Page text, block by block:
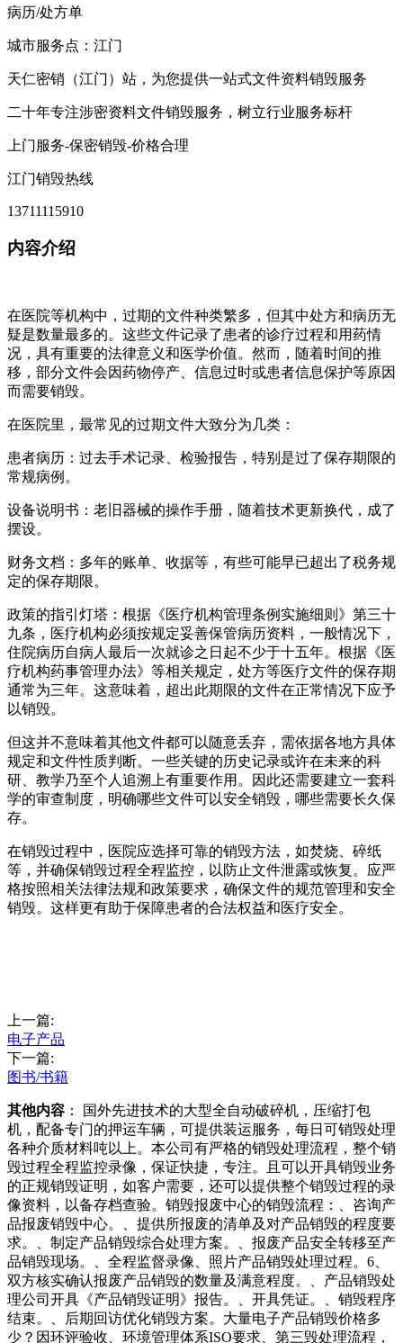
病历/处方单
城市服务点：江门
天仁密销（江门）站，为您提供一站式文件资料销毁服务
二十年专注涉密资料文件销毁服务，树立行业服务标杆
上门服务-保密销毁-价格合理
江门销毁热线
13711115910
内容介绍
在医院等机构中，过期的文件种类繁多，但其中处方和病历无
疑是数量最多的。这些文件记录了患者的诊疗过程和用药情
况，具有重要的法律意义和医学价值。然而，随着时间的推
移，部分文件会因药物停产、信息过时或患者信息保护等原因
而需要销毁。
在医院里，最常见的过期文件大致分为几类：
患者病历：过去手术记录、检验报告，特别是过了保存期限的
常规病例。
设备说明书：老旧器械的操作手册，随着技术更新换代，成了
摆设。
财务文档：多年的账单、收据等，有些可能早已超出了税务规
定的保存期限。
政策的指引灯塔：根据《医疗机构管理条例实施细则》第三十
九条，医疗机构必须按规定妥善保管病历资料，一般情况下，
住院病历自病人最后一次就诊之日起不少于十五年。根据《医
疗机构药事管理办法》等相关规定，处方等医疗文件的保存期
通常为三年。这意味着，超出此期限的文件在正常情况下应予
以销毁。
但这并不意味着其他文件都可以随意丢弃，需依据各地方具体
规定和文件性质判断。一些关键的历史记录或许在未来的科
研、教学乃至个人追溯上有重要作用。因此还需要建立一套科
学的审查制度，明确哪些文件可以安全销毁，哪些需要长久保
存。
在销毁过程中，医院应选择可靠的销毁方法，如焚烧、碎纸
等，并确保销毁过程全程监控，以防止文件泄露或恢复。应严
格按照相关法律法规和政策要求，确保文件的规范管理和安全
销毁。这样更有助于保障患者的合法权益和医疗安全。
上一篇:
电子产品
下一篇:
图书/书籍
其他内容 ： 国外先进技术的大型全自动破碎机，压缩打包
机，配备专门的押运车辆，可提供装运服务，每日可销毁处理
各种介质材料吨以上。本公司有严格的销毁处理流程，整个销
毁过程全程监控录像，保证快捷，专注。且可以开具销毁业务
的正规销毁证明，如客户需要，还可以提供整个销毁过程的录
像资料，以备存档查验。销毁报废中心的销毁流程：、咨询产
品报废销毁中心。、提供所报废的清单及对产品销毁的程度要
求。、制定产品销毁综合处理方案。、报废产品安全转移至产
品销毁现场。、全程监督录像、照片产品销毁处理过程。6、
双方核实确认报废产品销毁的数量及满意程度。、产品销毁处
理公司开具《产品销毁证明》报告。、开具凭证。、销毁程序
结束。、后期回访优化销毁方案。大量电子产品销毁价格多
少？因环评验收、环境管理体系ISO要求、第三毁处理流程，